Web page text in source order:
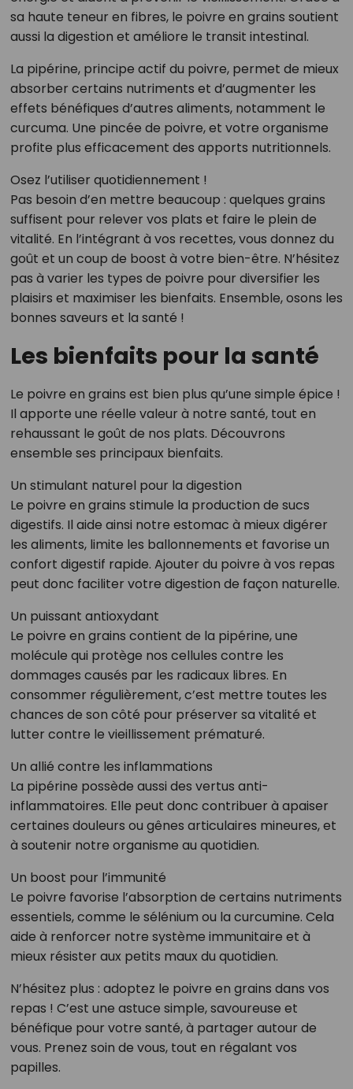
sa haute teneur en fibres, le poivre en grains soutient
aussi la digestion et améliore le transit intestinal.
La pipérine, principe actif du poivre, permet de mieux
absorber certains nutriments et d’augmenter les
effets bénéfiques d’autres aliments, notamment le
curcuma. Une pincée de poivre, et votre organisme
profite plus efficacement des apports nutritionnels.
Osez l’utiliser quotidiennement !
Pas besoin d’en mettre beaucoup : quelques grains
suffisent pour relever vos plats et faire le plein de
vitalité. En l’intégrant à vos recettes, vous donnez du
goût et un coup de boost à votre bien-être. N’hésitez
pas à varier les types de poivre pour diversifier les
plaisirs et maximiser les bienfaits. Ensemble, osons les
bonnes saveurs et la santé !
Les bienfaits pour la santé
Le poivre en grains est bien plus qu’une simple épice !
Il apporte une réelle valeur à notre santé, tout en
rehaussant le goût de nos plats. Découvrons
ensemble ses principaux bienfaits.
Un stimulant naturel pour la digestion
Le poivre en grains stimule la production de sucs
digestifs. Il aide ainsi notre estomac à mieux digérer
les aliments, limite les ballonnements et favorise un
confort digestif rapide. Ajouter du poivre à vos repas
peut donc faciliter votre digestion de façon naturelle.
Un puissant antioxydant
Le poivre en grains contient de la pipérine, une
molécule qui protège nos cellules contre les
dommages causés par les radicaux libres. En
consommer régulièrement, c’est mettre toutes les
chances de son côté pour préserver sa vitalité et
lutter contre le vieillissement prématuré.
Un allié contre les inflammations
La pipérine possède aussi des vertus anti-
inflammatoires. Elle peut donc contribuer à apaiser
certaines douleurs ou gênes articulaires mineures, et
à soutenir notre organisme au quotidien.
Un boost pour l’immunité
Le poivre favorise l’absorption de certains nutriments
essentiels, comme le sélénium ou la curcumine. Cela
aide à renforcer notre système immunitaire et à
mieux résister aux petits maux du quotidien.
N’hésitez plus : adoptez le poivre en grains dans vos
repas ! C’est une astuce simple, savoureuse et
bénéfique pour votre santé, à partager autour de
vous. Prenez soin de vous, tout en régalant vos
papilles.